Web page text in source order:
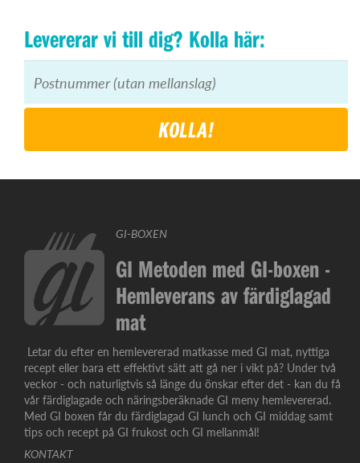
Levererar vi till dig? Kolla här:
KOLLA!
GI-BOXEN
GI Metoden med GI-boxen -
Hemleverans av färdiglagad
mat
Letar du efter en hemlevererad matkasse med GI mat, nyttiga
recept eller bara ett effektivt sätt att gå ner i vikt på? Under två
veckor - och naturligtvis så länge du önskar efter det - kan du få
vår färdiglagade och näringsberäknade GI meny hemlevererad.
Med GI boxen får du färdiglagad GI lunch och GI middag samt
tips och recept på GI frukost och GI mellanmål!
KONTAKT